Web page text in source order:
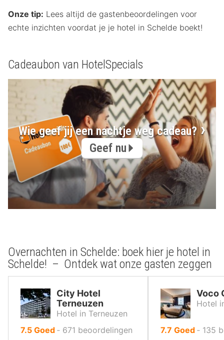
Onze tip: Lees altijd de gastenbeoordelingen voor
echte inzichten voordat je je hotel in Schelde boekt!
Cadeaubon van HotelSpecials
Wie geef jij een nachtje weg cadeau?
Geef nu
Overnachten in Schelde: boek hier je hotel in
Schelde! – Ontdek wat onze gasten zeggen
City Hotel
Terneuzen
Hotel in Terneuzen
7.5uit
Goed ‐ 671 beoordelingen
Voco
Hotel
7.7 uit
Goed ‐ 135